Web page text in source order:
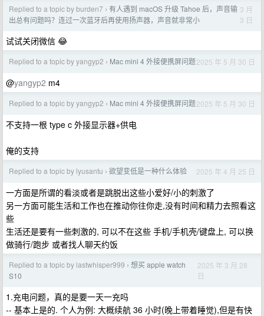
Replied to a topic by burden7 › 有人遇到 macOS 升级 Tahoe 后，声音输
出总有问题吗？连过一次蓝牙后再使用扬声器，声音就非常小
3 月
3 日
试试关闭微信 😂
Replied to a topic by yangyp2 › Mac mini 4 外接便携屏问题2025 年 5 月 30 日
@yangyp2 m4
Replied to a topic by yangyp2 › Mac mini 4 外接便携屏问题2025 年 5 月 30 日
不支持一根 type c 外接显示器+供电
俺的支持
Replied to a topic by lyusantu › 欲望变低是一种什么体验 2025 年 4 月 25 日
一方面是所谓的看淡或者是跳脱出这些小爱好/小的刺激了
另一方面可能生活和工作也在推动你往你走,没有时间和精力去照看这
些
生活还是要有一些刺激的, 可以不在这些 手机/手机壳/键盘上, 可以换
做骑行/跑步 或者找人聊天约饭
Replied to a topic by lastwhisper999 › 想买 apple watch
S10
2025 年 3 月 28
日
1.充电问题，真的是要一天一充吗
-- 基本上是的. 个人为例: 大概续航 36 小时(晚上带着睡觉),但是有快